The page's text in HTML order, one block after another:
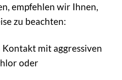
empfehlen wir Ihnen,
zu beachten:
Kontakt mit aggressiven
oder